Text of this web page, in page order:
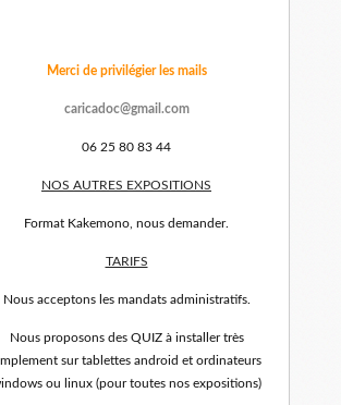
Merci de privilégier les mails
caricadoc@gmail.com
06 25 80 83 44
NOS AUTRES EXPOSITIONS
Format Kakemono, nous demander.
TARIFS
Nous acceptons les mandats administratifs.
Nous proposons des QUIZ à installer très
sur tablettes android et ordinateurs
ou linux (pour toutes nos expositions)